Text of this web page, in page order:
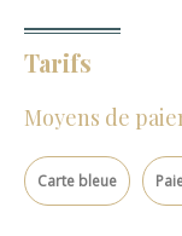
Tarifs
Moyens de
Carte bleue